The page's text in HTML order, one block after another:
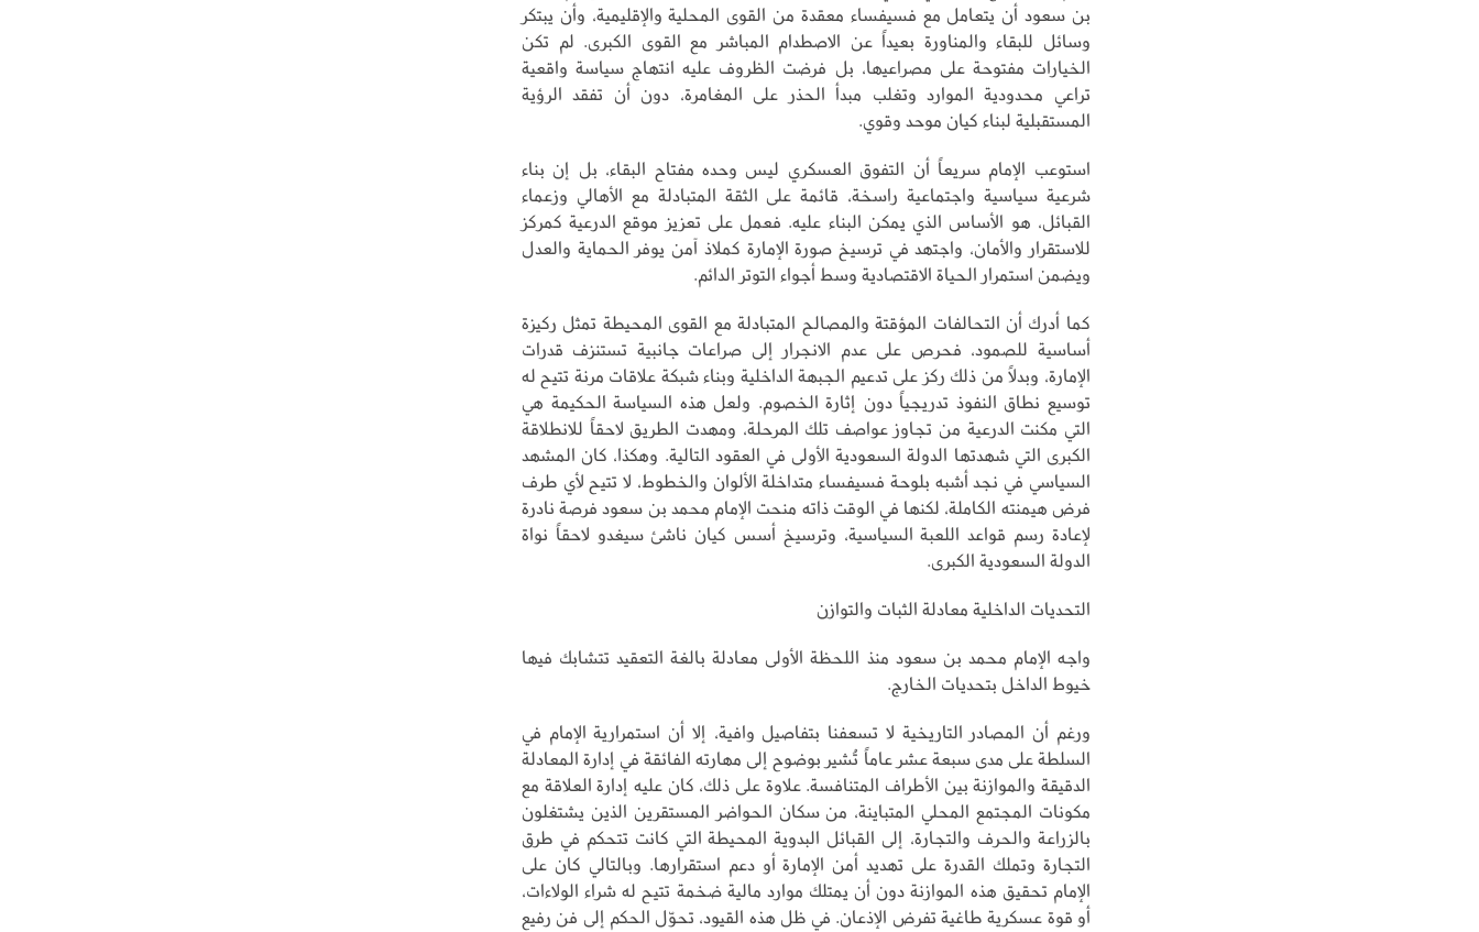
بن سعود أن يتعامل مع فسيفساء معقدة من القوى المحلية والإقليمية، وأن يبتكر
وسائل للبقاء والمناورة بعيداً عن الاصطدام المباشر مع القوى الكبرى. لم تكن
الخيارات مفتوحة على مصراعيها، بل فرضت الظروف عليه انتهاج سياسة واقعية
تراعي محدودية الموارد وتغلب مبدأ الحذر على المغامرة، دون أن تفقد الرؤية
المستقبلية لبناء كيان موحد وقوي.
استوعب الإمام سريعاً أن التفوق العسكري ليس وحده مفتاح البقاء، بل إن بناء
شرعية سياسية واجتماعية راسخة، قائمة على الثقة المتبادلة مع الأهالي وزعماء
القبائل، هو الأساس الذي يمكن البناء عليه. فعمل على تعزيز موقع الدرعية كمركز
للاستقرار والأمان، واجتهد في ترسيخ صورة الإمارة كملاذ آمن يوفر الحماية والعدل
ويضمن استمرار الحياة الاقتصادية وسط أجواء التوتر الدائم.
كما أدرك أن التحالفات المؤقتة والمصالح المتبادلة مع القوى المحيطة تمثل ركيزة
أساسية للصمود، فحرص على عدم الانجرار إلى صراعات جانبية تستنزف قدرات
الإمارة، وبدلاً من ذلك ركز على تدعيم الجبهة الداخلية وبناء شبكة علاقات مرنة تتيح له
توسيع نطاق النفوذ تدريجياً دون إثارة الخصوم. ولعل هذه السياسة الحكيمة هي
التي مكنت الدرعية من تجاوز عواصف تلك المرحلة، ومهدت الطريق لاحقاً للانطلاقة
الكبرى التي شهدتها الدولة السعودية الأولى في العقود التالية. وهكذا، كان المشهد
السياسي في نجد أشبه بلوحة فسيفساء متداخلة الألوان والخطوط، لا تتيح لأي طرف
فرض هيمنته الكاملة، لكنها في الوقت ذاته منحت الإمام محمد بن سعود فرصة نادرة
لإعادة رسم قواعد اللعبة السياسية، وترسيخ أسس كيان ناشئ سيغدو لاحقاً نواة
الدولة السعودية الكبرى.
التحديات الداخلية معادلة الثبات والتوازن
واجه الإمام محمد بن سعود منذ اللحظة الأولى معادلة بالغة التعقيد تتشابك فيها
خيوط الداخل بتحديات الخارج.
ورغم أن المصادر التاريخية لا تسعفنا بتفاصيل وافية، إلا أن استمرارية الإمام في
السلطة على مدى سبعة عشر عاماً تُشير بوضوح إلى مهارته الفائقة في إدارة المعادلة
الدقيقة والموازنة بين الأطراف المتنافسة. علاوة على ذلك، كان عليه إدارة العلاقة مع
مكونات المجتمع المحلي المتباينة، من سكان الحواضر المستقرين الذين يشتغلون
بالزراعة والحرف والتجارة، إلى القبائل البدوية المحيطة التي كانت تتحكم في طرق
التجارة وتملك القدرة على تهديد أمن الإمارة أو دعم استقرارها. وبالتالي كان على
الإمام تحقيق هذه الموازنة دون أن يمتلك موارد مالية ضخمة تتيح له شراء الولاءات،
أو قوة عسكرية طاغية تفرض الإذعان. في ظل هذه القيود، تحوّل الحكم إلى فن رفيع